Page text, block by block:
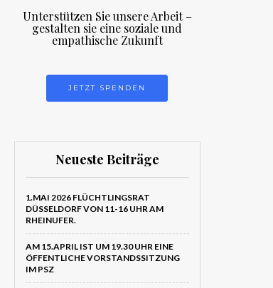
Unterstützen Sie unsere Arbeit –
gestalten sie eine soziale und
empathische Zukunft
JETZT SPENDEN
Neueste Beiträge
1.MAI 2026 FLÜCHTLINGSRAT
DÜSSELDORF VON 11-16 UHR AM
RHEINUFER.
AM 15.APRIL IST UM 19.30 UHR EINE
ÖFFENTLICHE VORSTANDSSITZUNG
IM PSZ